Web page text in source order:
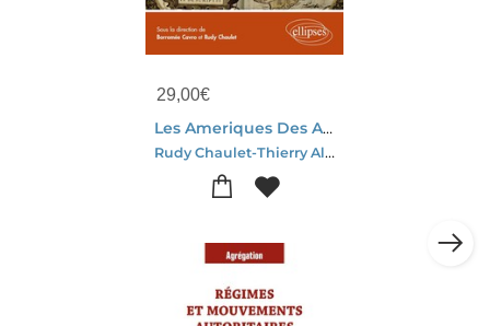
29,00€
Les Ameriques Des Annees 1560 Aux Annees 1660
Rudy Chaulet-Thierry Allain-Aude Argouse-Yves Leonard-Domitille De Gavriloff-Jan Synowiecki-Yan Clave